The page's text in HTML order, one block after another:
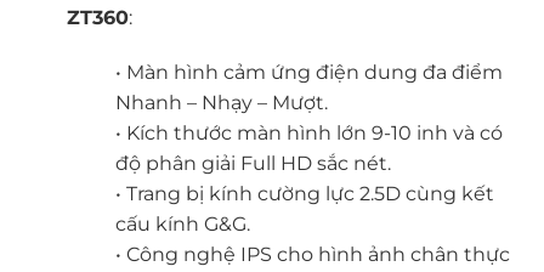
ZT360:
• Màn hình cảm ứng điện dung đa điểm
Nhanh – Nhạy – Mượt.
• Kích thước màn hình lớn 9-10 inh và có
độ phân giải Full HD sắc nét.
• Trang bị kính cường lực 2.5D cùng kết
cấu kính G&G.
• Công nghệ IPS cho hình ảnh chân thực